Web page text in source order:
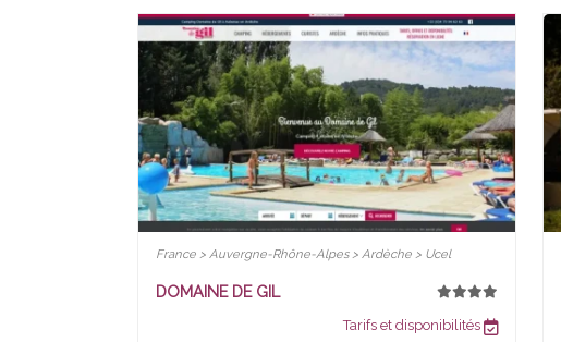
France > Auvergne-Rhône-Alpes > Ardèche > Ucel
DOMAINE DE GIL
Tarifs et disponibilités